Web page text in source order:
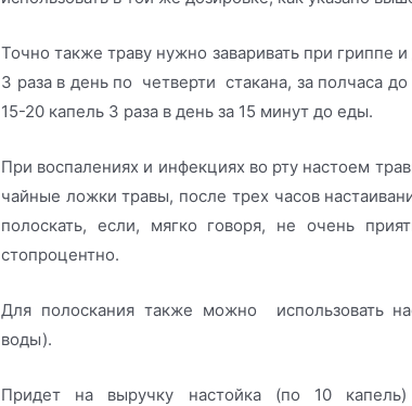
Точно также траву нужно заваривать при гриппе
3 раза в день по четверти стакана, за полчаса
15-20 капель 3 раза в день за 15 минут до еды.
При воспалениях и инфекциях во рту настоем
чайные ложки травы, после трех часов
полоскать, если, мягко говоря, не очень
стопроцентно.
Для полоскания также можно использовать
воды).
Придет на выручку настойка (по 10